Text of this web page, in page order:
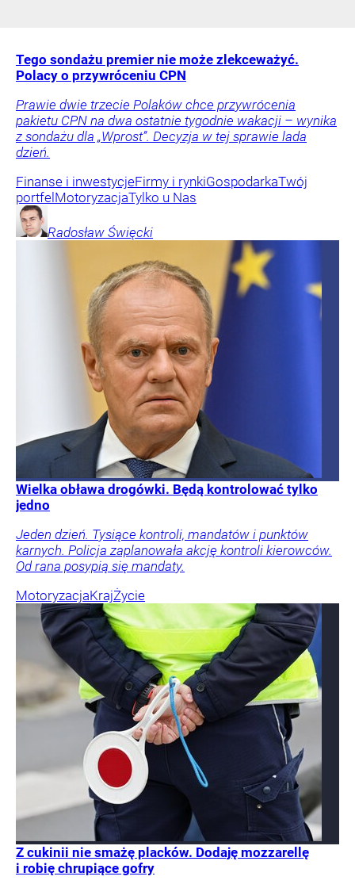
Tego sondażu premier nie może zlekceważyć.
Polacy o przywróceniu CPN
Prawie dwie trzecie Polaków chce przywrócenia
pakietu CPN na dwa ostatnie tygodnie wakacji – wynika
z sondażu dla „Wprost”. Decyzja w tej sprawie lada
dzień.
Finanse i inwestycjeFirmy i rynkiGospodarkaTwój
portfel MotoryzacjaTylko u Nas
Radosław Święcki
Wielka obława drogówki. Będą kontrolować tylko
jedno
Jeden dzień. Tysiące kontroli, mandatów i punktów
karnych. Policja zaplanowała akcję kontroli kierowców.
Od rana posypią się mandaty.
MotoryzacjaKrajŻycie
Z cukinii nie smażę placków. Dodaję mozzarellę
i robię chrupiące gofry